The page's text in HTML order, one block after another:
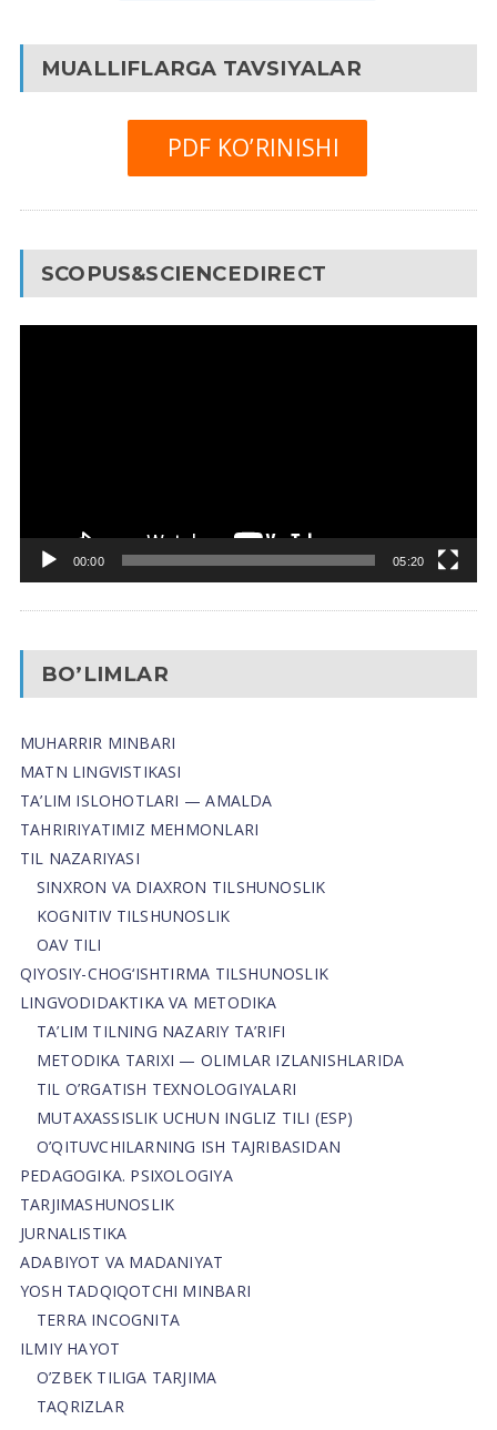
MUALLIFLARGA TAVSIYALAR
PDF KO’RINISHI
SCOPUS&SCIENCEDIRECT
00:00 05:20
BO’LIMLAR
MUHARRIR MINBARI
MATN LINGVISTIKASI
TA’LIM ISLOHOTLARI — AMALDA
TAHRIRIYATIMIZ MEHMONLARI
TIL NAZARIYASI
SINXRON VA DIAXRON TILSHUNOSLIK
KOGNITIV TILSHUNOSLIK
OAV TILI
QIYOSIY-CHOG‘ISHTIRMA TILSHUNOSLIK
LINGVODIDAKTIKA VA METODIKA
TA’LIM TILNING NAZARIY TA’RIFI
METODIKA TARIXI — OLIMLAR IZLANISHLARIDA
TIL O’RGATISH TEXNOLOGIYALARI
MUTAXASSISLIK UCHUN INGLIZ TILI (ESP)
O’QITUVCHILARNING ISH TAJRIBASIDAN
PEDAGOGIKA. PSIXOLOGIYA
TARJIMASHUNOSLIK
JURNALISTIKA
ADABIYOT VA MADANIYAT
YOSH TADQIQOTCHI MINBARI
TERRA INCOGNITA
ILMIY HAYOT
O’ZBEK TILIGA TARJIMA
TAQRIZLAR